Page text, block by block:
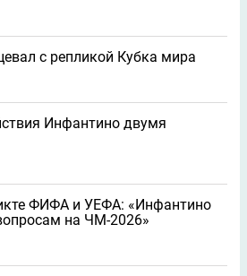
с репликой Кубка мира
Инфантино двумя
ФИФА и УЕФА: «Инфантино
на ЧМ-2026»